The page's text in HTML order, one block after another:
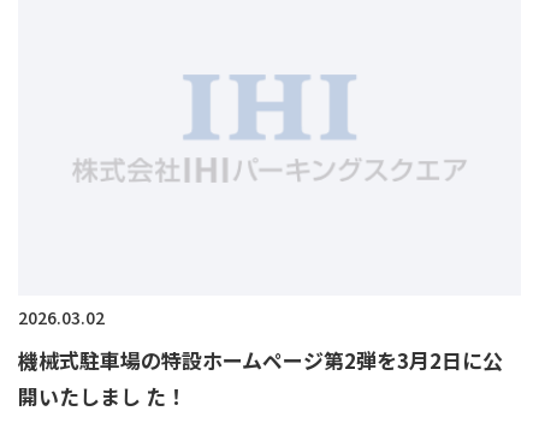
2026.03.02
機械式駐車場の特設ホームページ第2弾を3月2日に公
開いたしまし た！